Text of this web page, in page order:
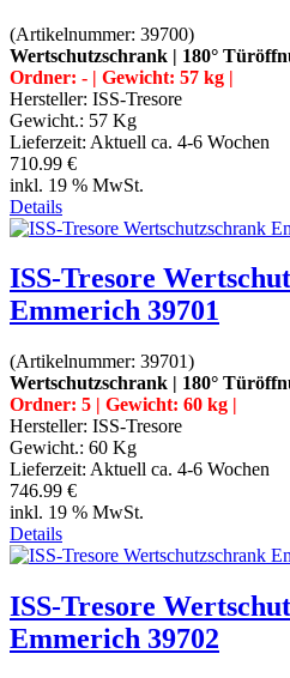
(Artikelnummer: 39700)
Wertschutzschrank | 180°
Ordner: - | Gewicht: 57 kg |
Hersteller: ISS-Tresore
Gewicht.: 57 Kg
Lieferzeit: Aktuell ca. 4-6 Wochen
710.99 €
inkl. 19 % MwSt.
Details
ISS-Tresore
Emmerich 39701
(Artikelnummer: 39701)
Wertschutzschrank | 180°
Ordner: 5 | Gewicht: 60 kg |
Hersteller: ISS-Tresore
Gewicht.: 60 Kg
Lieferzeit: Aktuell ca. 4-6 Wochen
746.99 €
inkl. 19 % MwSt.
Details
ISS-Tresore
Emmerich 39702